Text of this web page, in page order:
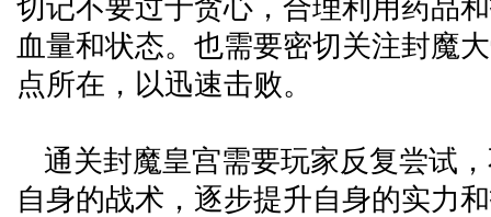
切记不要过于贪心，合理利用药品
血量和状态。也需要密切关注封魔
点所在，以迅速击败。
通关封魔皇宫需要玩家反复尝试
自身的战术，逐步提升自身的实力